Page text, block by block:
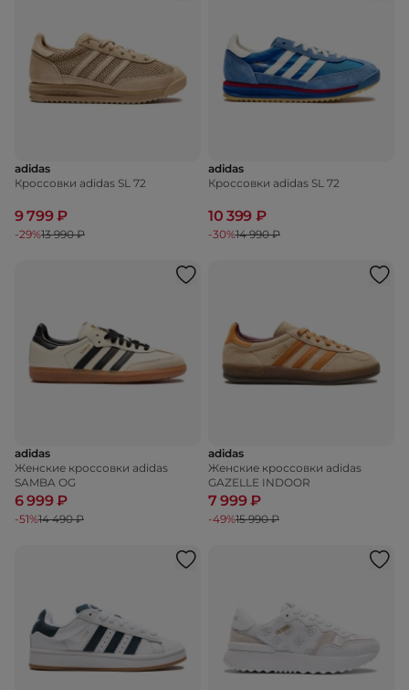
adidas
Кроссовки adidas SL 72
9 799 ₽
-29%13 990 ₽
adidas
Кроссовки adidas SL 72
10 399 ₽
-30%14 990 ₽
adidas
Женские кроссовки adidas
SAMBA OG
6 999 ₽
-51%14 490 ₽
adidas
Женские кроссовки adidas
GAZELLE INDOOR
7 999 ₽
-49%15 990 ₽